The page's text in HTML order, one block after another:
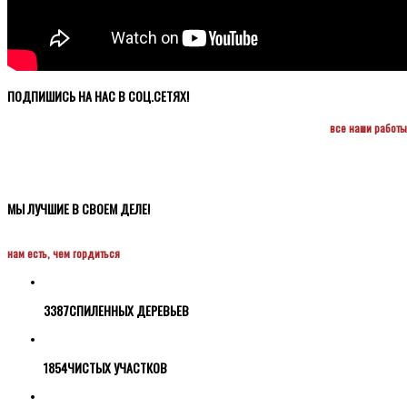
ПОДПИШИСЬ НА НАС В СОЦ.СЕТЯХ!
все наши
МЫ ЛУЧШИЕ В СВОЕМ ДЕЛЕ!
нам есть, чем гордиться
3387СПИЛЕННЫХ ДЕРЕВЬЕВ
1854ЧИСТЫХ УЧАСТКОВ